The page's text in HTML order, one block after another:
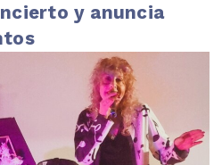
y anuncia